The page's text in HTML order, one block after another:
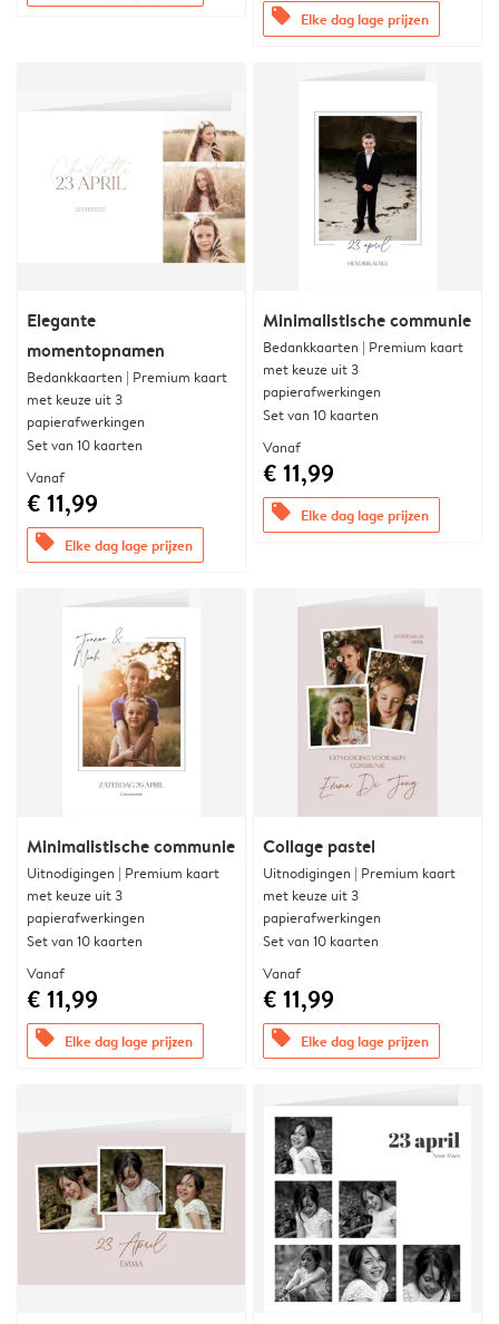
offers Elke dag lage prijzen
Elegante
momentopnamen
Bedankkaarten | Premium kaart
met keuze uit 3
papierafwerkingen
Set van 10 kaarten
Vanaf
€ 11,99
offers Elke dag lage prijzen
Minimalistische communie
Bedankkaarten | Premium kaart
met keuze uit 3
papierafwerkingen
Set van 10 kaarten
Vanaf
€ 11,99
offers Elke dag lage prijzen
Minimalistische communie
Uitnodigingen | Premium kaart
met keuze uit 3
papierafwerkingen
Set van 10 kaarten
Vanaf
€ 11,99
offers Elke dag lage prijzen
Collage pastel
Uitnodigingen | Premium kaart
met keuze uit 3
papierafwerkingen
Set van 10 kaarten
Vanaf
€ 11,99
offers Elke dag lage prijzen